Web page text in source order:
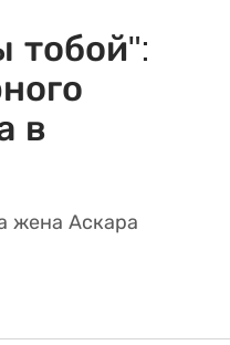
тобой":
в
жена Аскара